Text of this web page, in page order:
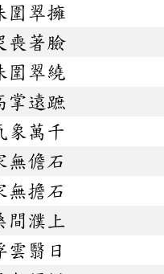
圍翠擁
喪著臉
圍翠繞
掌遠蹠
象萬千
無儋石
無擔石
間濮上
雲翳日